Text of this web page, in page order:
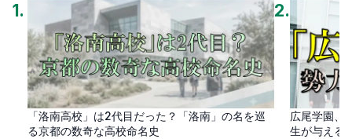
1 .
「洛南高校」は2代目だった？「洛南」の名を巡
る京都の数奇な高校命名史
2.
広尾学園、
生が与える